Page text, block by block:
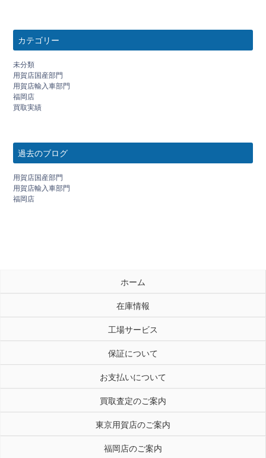
カテゴリー
未分類
用賀店国産部門
用賀店輸入車部門
福岡店
買取実績
過去のブログ
用賀店国産部門
用賀店輸入車部門
福岡店
ホーム
在庫情報
工場サービス
保証について
お支払いについて
買取査定のご案内
東京用賀店のご案内
福岡店のご案内